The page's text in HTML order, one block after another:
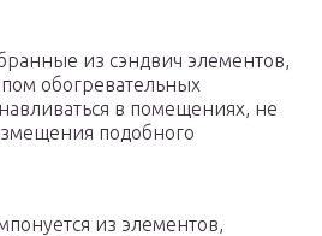
из сэндвич элементов,
обогревательных
в помещениях, не
подобного
из элементов,